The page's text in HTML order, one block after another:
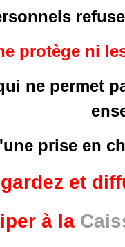
protège ni
ne permet
prise en
et
à la